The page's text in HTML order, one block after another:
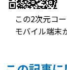
この2次元コ
モバイル端末